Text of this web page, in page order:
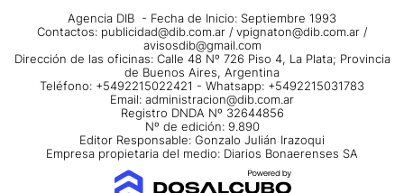
Agencia DIB - Fecha de Inicio: Septiembre 1993
Contactos: publicidad@dib.com.ar / vpignaton@dib.com.ar /
avisosdib@gmail.com
Dirección de las oficinas: Calle 48 Nº 726 Piso 4, La Plata; Provincia
de Buenos Aires, Argentina
Teléfono: +5492215022421 - Whatsapp: +5492215031783
Email: administracion@dib.com.ar
Registro DNDA Nº 32644856
Nº de edición: 9.890
Editor Responsable: Gonzalo Julián Irazoqui
Empresa propietaria del medio: Diarios Bonaerenses SA